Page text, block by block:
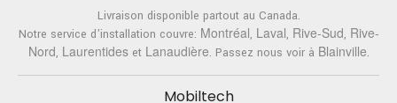
Livraison disponible partout au Canada.
Notre service d'installation couvre: Montréal, Laval, Rive-Sud, Rive-
Nord, Laurentideset Lanaudière. Passez nous voir à Blainville.
Mobiltech